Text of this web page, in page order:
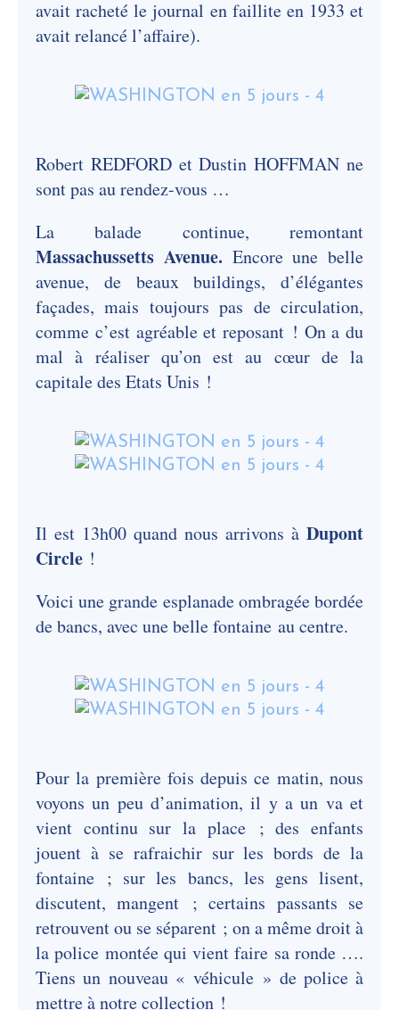
avait racheté le journal en faillite en 1933 et
avait relancé l’affaire).
Robert REDFORD et Dustin HOFFMAN ne
sont pas au rendez-vous …
La balade continue, remontant
Massachussetts Avenue. Encore une belle
avenue, de beaux buildings, d’élégantes
façades, mais toujours pas de circulation,
comme c’est agréable et reposant ! On a du
mal à réaliser qu’on est au cœur de la
capitale des Etats Unis !
Il est 13h00 quand nous arrivons à Dupont
Circle !
Voici une grande esplanade ombragée bordée
de bancs, avec une belle fontaine au centre.
Pour la première fois depuis ce matin, nous
voyons un peu d’animation, il y a un va et
vient continu sur la place ; des enfants
jouent à se rafraichir sur les bords de la
fontaine ; sur les bancs, les gens lisent,
discutent, mangent ; certains passants se
retrouvent ou se séparent ; on a même droit à
la police montée qui vient faire sa ronde ….
Tiens un nouveau « véhicule » de police à
mettre à notre collection !